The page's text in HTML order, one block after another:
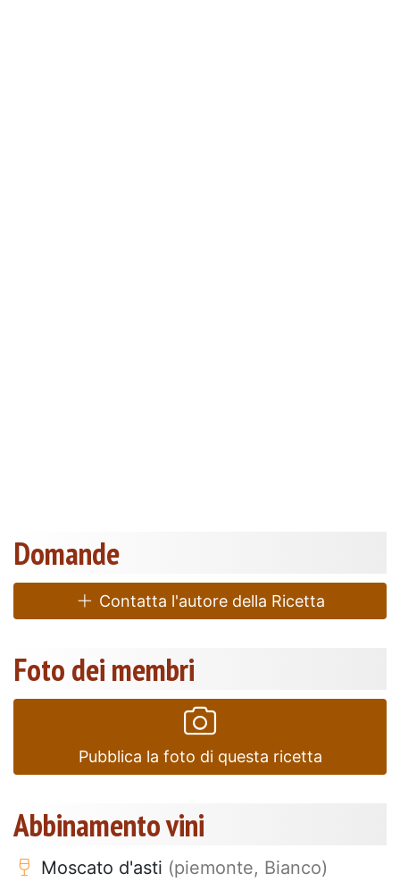
Domande
Contatta l'autore della Ricetta
Foto dei membri
Pubblica la foto di questa ricetta
Abbinamento vini
Moscato d'asti (piemonte, Bianco)